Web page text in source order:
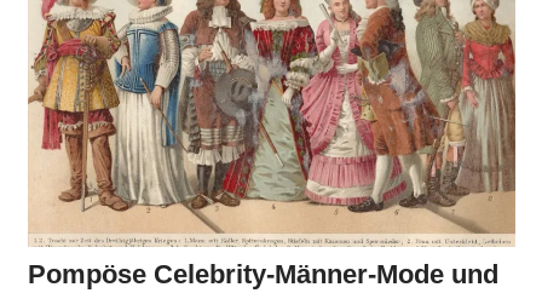
Pompöse Celebrity-Männer-Mode und